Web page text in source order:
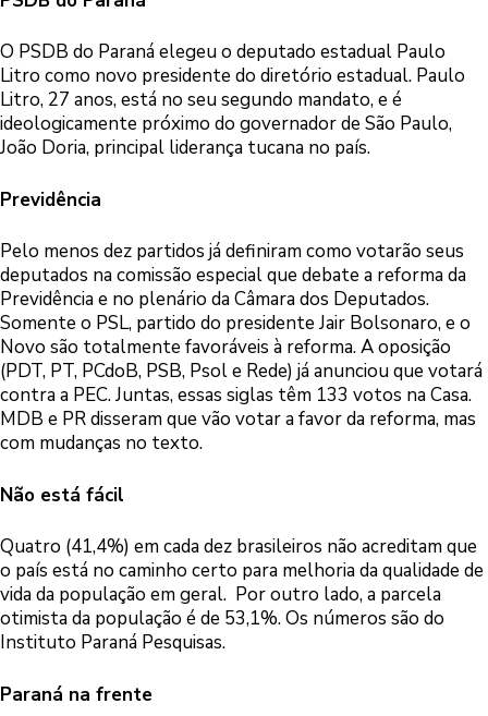
O PSDB do Paraná elegeu o deputado estadual Paulo
Litro como novo presidente do diretório estadual. Paulo
Litro, 27 anos, está no seu segundo mandato, e é
ideologicamente próximo do governador de São Paulo,
João Doria, principal liderança tucana no país.
Previdência
Pelo menos dez partidos já definiram como votarão seus
deputados na comissão especial que debate a reforma da
Previdência e no plenário da Câmara dos Deputados.
Somente o PSL, partido do presidente Jair Bolsonaro, e o
Novo são totalmente favoráveis à reforma. A oposição
(PDT, PT, PCdoB, PSB, Psol e Rede) já anunciou que votará
contra a PEC. Juntas, essas siglas têm 133 votos na Casa.
MDB e PR disseram que vão votar a favor da reforma, mas
com mudanças no texto.
Não está fácil
Quatro (41,4%) em cada dez brasileiros não acreditam que
o país está no caminho certo para melhoria da qualidade de
vida da população em geral. Por outro lado, a parcela
otimista da população é de 53,1%. Os números são do
Instituto Paraná Pesquisas.
Paraná na frente